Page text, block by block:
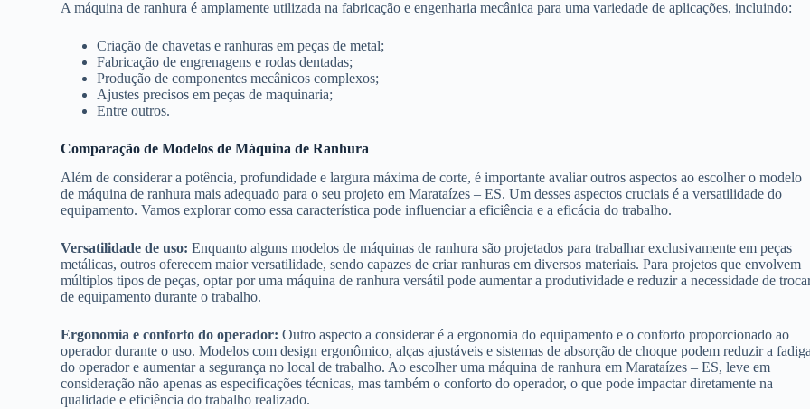
A máquina de ranhura é amplamente utilizada na fabricação e engenharia mecânica para uma variedade de aplicações, incluindo:
Criação de chavetas e ranhuras em peças de metal;
Fabricação de engrenagens e rodas dentadas;
Produção de componentes mecânicos complexos;
Ajustes precisos em peças de maquinaria;
Entre outros.
Comparação de Modelos de Máquina de Ranhura
Além de considerar a potência, profundidade e largura máxima de corte, é importante avaliar outros aspectos ao escolher o modelo
de máquina de ranhura mais adequado para o seu projeto em Marataízes – ES. Um desses aspectos cruciais é a versatilidade do
equipamento. Vamos explorar como essa característica pode influenciar a eficiência e a eficácia do trabalho.
Versatilidade de uso: Enquanto alguns modelos de máquinas de ranhura são projetados para trabalhar exclusivamente em peças
metálicas, outros oferecem maior versatilidade, sendo capazes de criar ranhuras em diversos materiais. Para projetos que envolvem
múltiplos tipos de peças, optar por uma máquina de ranhura versátil pode aumentar a produtividade e reduzir a necessidade de
de equipamento durante o trabalho.
Ergonomia e conforto do operador: Outro aspecto a considerar é a ergonomia do equipamento e o conforto proporcionado ao
operador durante o uso. Modelos com design ergonômico, alças ajustáveis e sistemas de absorção de choque podem reduzir a
do operador e aumentar a segurança no local de trabalho. Ao escolher uma máquina de ranhura em Marataízes – ES, leve em
consideração não apenas as especificações técnicas, mas também o conforto do operador, o que pode impactar diretamente na
qualidade e eficiência do trabalho realizado.